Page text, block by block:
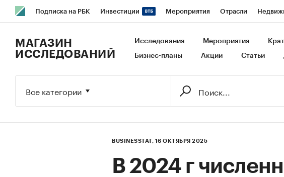
Подписка на РБК Инвестиции Мероприятия Отрасли
Исследования Кредитные рейтинги Франшизы Газета
МАГАЗИН
ИССЛЕДОВАНИЙ
Исследования Мероприятия
Бизнес-планы Акции Статьи
Все категории
BUSINESSTAT, 16 ОКТЯБРЯ 2025
В 2024 г